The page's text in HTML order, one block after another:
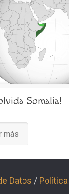
Somalia!
más
Datos /